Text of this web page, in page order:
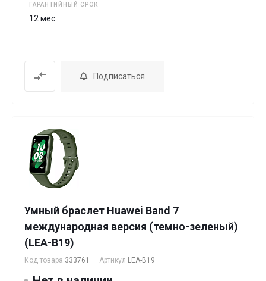
ГАРАНТИЙНЫЙ СРОК
12 мес.
Подписаться
Умный браслет Huawei Band 7
международная версия (темно-зеленый)
(LEA-B19)
Код товара 333761 Артикул LEA-B19